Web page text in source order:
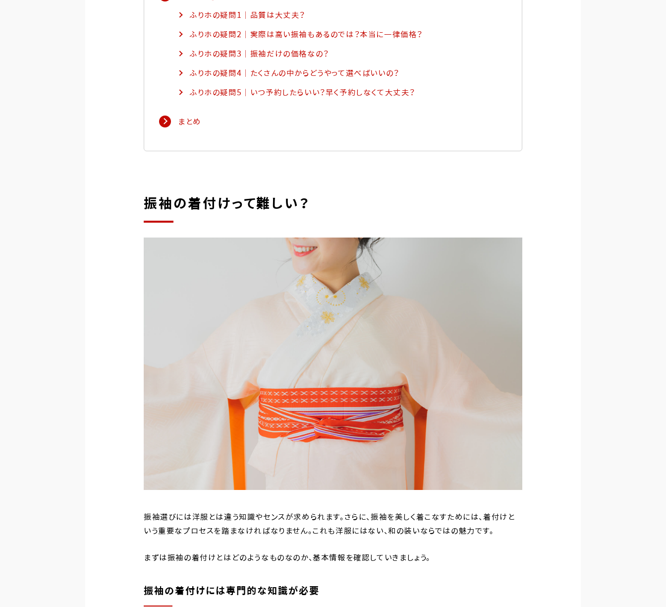
ふりホの疑問1｜品質は大丈夫？
ふりホの疑問2｜実際は高い振袖もあるのでは？本当に一律価格？
ふりホの疑問3｜振袖だけの価格なの？
ふりホの疑問4｜たくさんの中からどうやって選べばいいの？
ふりホの疑問5｜いつ予約したらいい？早く予約しなくて大丈夫？
まとめ
振袖の着付けって難しい？
振袖選びには洋服とは違う知識やセンスが求められます。さらに、振袖を美しく着こなすためには、着付けと
いう重要なプロセスを踏まなければなりません。これも洋服にはない、和の装いならではの魅力です。
まずは振袖の着付けとはどのようなものなのか、基本情報を確認していきましょう。
振袖の着付けには専門的な知識が必要